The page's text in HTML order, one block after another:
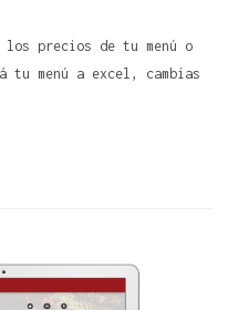
los precios de tu menú o
menú a excel, cambias